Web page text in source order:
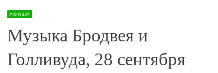
АФИША
Музыка Бродвея и
Голливуда, 28 сентября